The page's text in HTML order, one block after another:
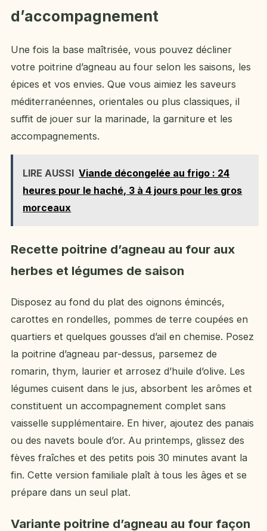
d’accompagnement
Une fois la base maîtrisée, vous pouvez décliner
votre poitrine d’agneau au four selon les saisons, les
épices et vos envies. Que vous aimiez les saveurs
méditerranéennes, orientales ou plus classiques, il
suffit de jouer sur la marinade, la garniture et les
accompagnements.
LIRE AUSSI Viande décongelée au frigo : 24
heures pour le haché, 3 à 4 jours pour les gros
morceaux
Recette poitrine d’agneau au four aux
herbes et légumes de saison
Disposez au fond du plat des oignons émincés,
carottes en rondelles, pommes de terre coupées en
quartiers et quelques gousses d’ail en chemise. Posez
la poitrine d’agneau par-dessus, parsemez de
romarin, thym, laurier et arrosez d’huile d’olive. Les
légumes cuisent dans le jus, absorbent les arômes et
constituent un accompagnement complet sans
vaisselle supplémentaire. En hiver, ajoutez des panais
ou des navets boule d’or. Au printemps, glissez des
fèves fraîches et des petits pois 30 minutes avant la
fin. Cette version familiale plaît à tous les âges et se
prépare dans un seul plat.
Variante poitrine d’agneau au four façon